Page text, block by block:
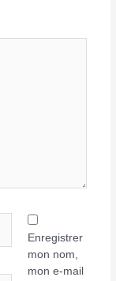
Enregistrer
mon nom,
mon e-mail